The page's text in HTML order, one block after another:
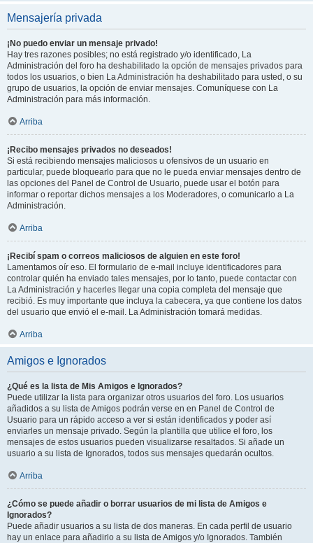
Mensajería privada
¡No puedo enviar un mensaje privado!
Hay tres razones posibles; no está registrado y/o identificado, La
Administración del foro ha deshabilitado la opción de mensajes privados para
todos los usuarios, o bien La Administración ha deshabilitado para usted, o su
grupo de usuarios, la opción de enviar mensajes. Comuníquese con La
Administración para más información.
Arriba
¡Recibo mensajes privados no deseados!
Si está recibiendo mensajes maliciosos u ofensivos de un usuario en
particular, puede bloquearlo para que no le pueda enviar mensajes dentro de
las opciones del Panel de Control de Usuario, puede usar el botón para
informar o reportar dichos mensajes a los Moderadores, o comunicarlo a La
Administración.
Arriba
¡Recibí spam o correos maliciosos de alguien en este foro!
Lamentamos oír eso. El formulario de e-mail incluye identificadores para
controlar quién ha enviado tales mensajes, por lo tanto, puede contactar con
La Administración y hacerles llegar una copia completa del mensaje que
recibió. Es muy importante que incluya la cabecera, ya que contiene los datos
del usuario que envió el e-mail. La Administración tomará medidas.
Arriba
Amigos e Ignorados
¿Qué es la lista de Mis Amigos e Ignorados?
Puede utilizar la lista para organizar otros usuarios del foro. Los usuarios
añadidos a su lista de Amigos podrán verse en en Panel de Control de
Usuario para un rápido acceso a ver si están identificados y poder así
enviarles un mensaje privado. Según la plantilla que utilice el foro, los
mensajes de estos usuarios pueden visualizarse resaltados. Si añade un
usuario a su lista de Ignorados, todos sus mensajes quedarán ocultos.
Arriba
¿Cómo se puede añadir o borrar usuarios de mi lista de Amigos e
Ignorados?
Puede añadir usuarios a su lista de dos maneras. En cada perfil de usuario
hay un enlace para añadirlo a su lista de Amigos y/o Ignorados. También